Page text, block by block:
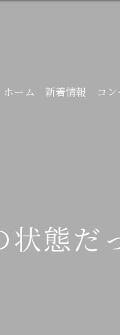
ホーム 新着情報 コン
状態だ